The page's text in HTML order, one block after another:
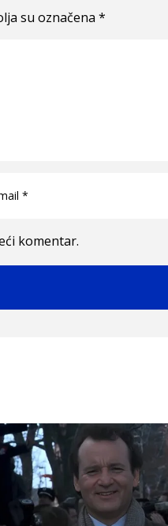
su označena *
komentar.